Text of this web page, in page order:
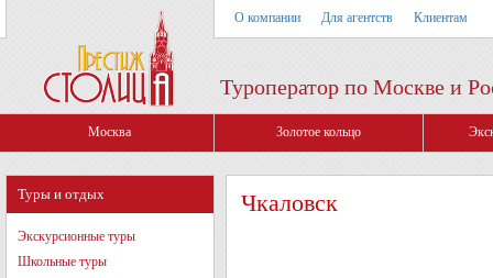
О компании Для агентств Клиентам
Туроператор по Москве и
Москва Золотое кольцо
Туры и отдых
Экскурсионные туры
Школьные туры
Чкаловск